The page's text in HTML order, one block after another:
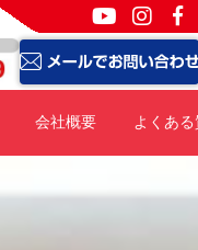
会社概要 よくある